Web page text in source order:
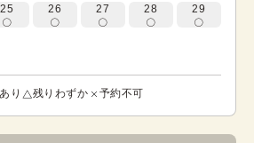
25 26 27 28 29
り 残りわずか 予約不可